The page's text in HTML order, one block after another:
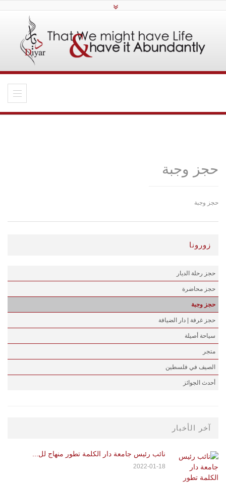
حجز وجبة
حجز وجبة
زورونا
حجز رحلة الديار
حجز محاضرة
حجز وجبة
حجز غرفة | دار الضيافة
سياحة أصيلة
متجر
الصيف في فلسطين
أحدث الجوائز
آخر الأخبار
نائب رئيس جامعة دار الكلمة تطور منهاج لل...
2022-01-18